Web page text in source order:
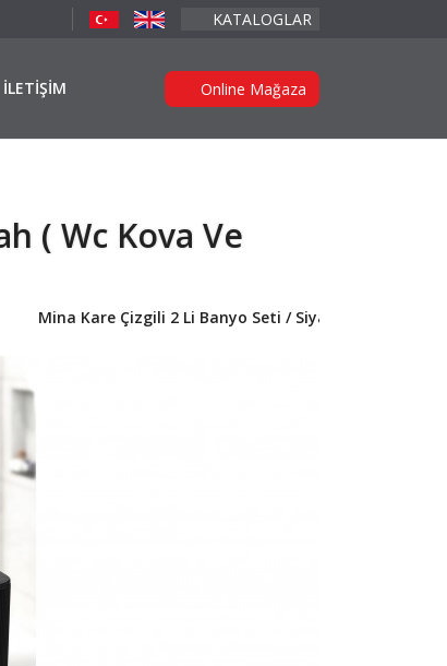
KATALOGLAR
İLETİŞİM Online Mağaza
( Wc Kova Ve
Mina Kare Çizgili 2 Li Banyo Seti / Siyah ( Wc Kova Ve